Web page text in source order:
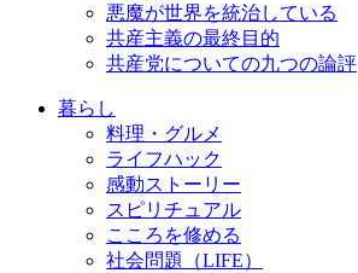
悪魔が世界を統治している
共産主義の最終目的
共産党についての九つの論評
暮らし
料理・グルメ
ライフハック
感動ストーリー
スピリチュアル
こころを修める
社会問題（LIFE）